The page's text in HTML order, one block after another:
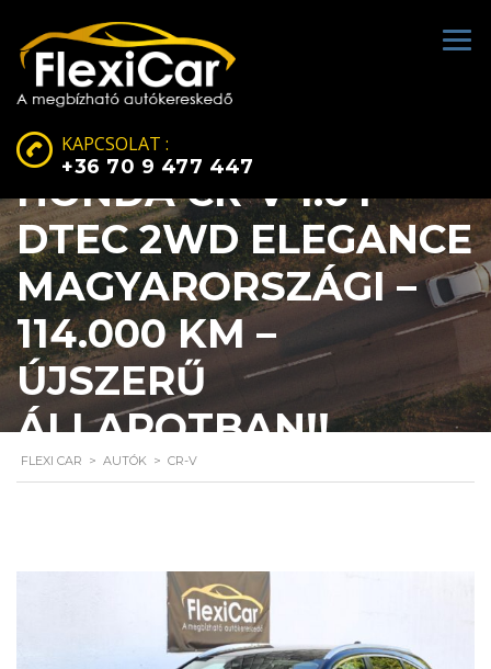
KAPCSOLAT :
+36 70 9 477 447
HONDA CR-V 1.6 I-
DTEC 2WD ELEGANCE
MAGYARORSZÁGI –
114.000 KM –
ÚJSZERŰ
ÁLLAPOTBAN!!
FLEXI CAR > AUTÓK > CR-V